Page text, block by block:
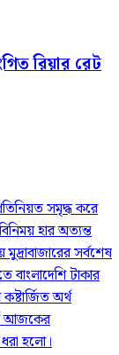
রিয়ার রেট
সমৃদ্ধ করে
হার অত্যন্ত
সর্বশেষ
বাংলাদেশি টাকার
অর্থ
আজকের
ধরা হলো।